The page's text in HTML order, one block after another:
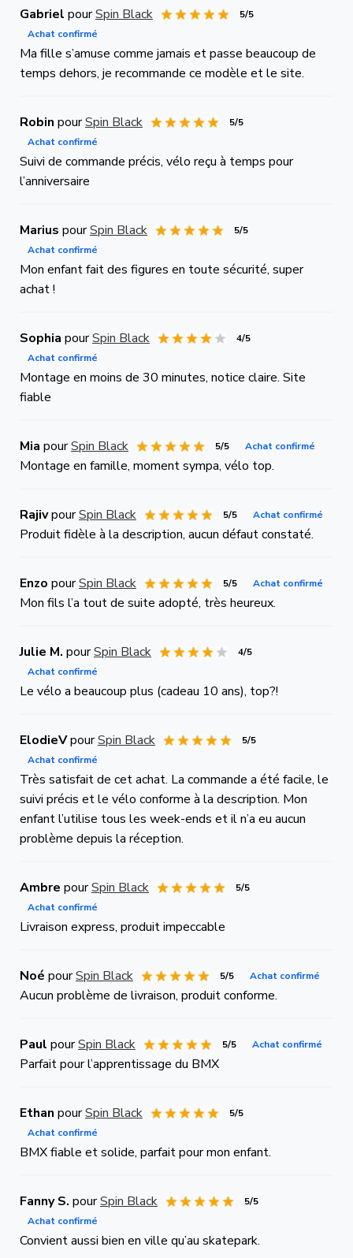
Gabriel pourSpin Black
5/5
Achat confirmé
Ma fille s’amuse comme jamais et passe beaucoup de
temps dehors, je recommande ce modèle et le site.
Robin pourSpin Black
5/5
Achat confirmé
Suivi de commande précis, vélo reçu à temps pour
l’anniversaire
Marius pourSpin Black
5/5
Achat confirmé
Mon enfant fait des figures en toute sécurité, super
achat !
Sophia pourSpin Black
4/5
Achat confirmé
Montage en moins de 30 minutes, notice claire. Site
fiable
Mia pourSpin Black 5/5 Achat confirmé
Montage en famille, moment sympa, vélo top.
RajivpourSpin Black 5/5 Achat confirmé
Produit fidèle à la description, aucun défaut constaté.
Enzo pourSpin Black 5/5 Achat confirmé
Mon fils l’a tout de suite adopté, très heureux.
Julie M. pourSpin Black
4/5
Achat confirmé
Le vélo a beaucoup plus (cadeau 10 ans), top?!
ElodieVpourSpin Black
5/5
Achat confirmé
Très satisfait de cet achat. La commande a été facile, le
suivi précis et le vélo conforme à la description. Mon
enfant l’utilise tous les week-ends et il n’a eu aucun
problème depuis la réception.
Ambre pourSpin Black
5/5
Achat confirmé
Livraison express, produit impeccable
Noé pourSpin Black 5/5 Achat confirmé
Aucun problème de livraison, produit conforme.
Paul pourSpin Black 5/5 Achat confirmé
Parfait pour l’apprentissage du BMX
Ethan pourSpin Black
5/5
Achat confirmé
BMX fiable et solide, parfait pour mon enfant.
Fanny S. pourSpin Black
5/5
Achat confirmé
Convient aussi bien en ville qu’au skatepark.